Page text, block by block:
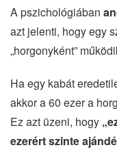
A pszichológiában
azt jelenti, hogy egy
„horgonyként”
Ha egy kabát
akkor a 60 ezer a
Ez azt üzeni, hogy
ezerért szinte